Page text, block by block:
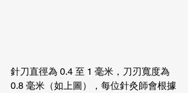
針刀直徑為 0.4 至 1 毫米，刀刃寬度為
0.8 毫米（如上圖），每位針灸師會根據